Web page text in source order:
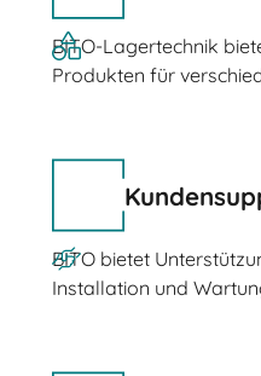
BITO-Lagertechnik
Produkten für
BITO bietet
Installation und